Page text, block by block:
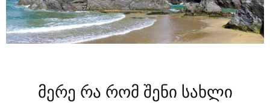
მერე რა რომ შენი სახლი